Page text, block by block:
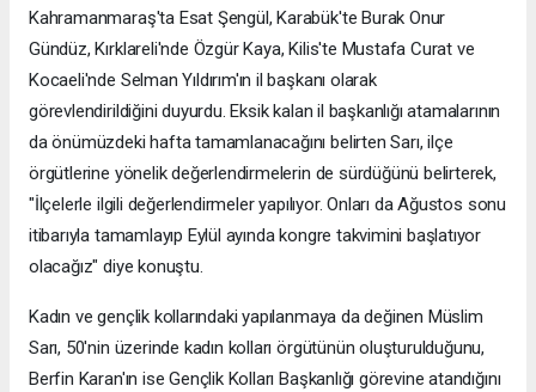
Kahramanmaraş'ta Esat Şengül, Karabük'te Burak Onur
Gündüz, Kırklareli'nde Özgür Kaya, Kilis'te Mustafa Curat ve
Kocaeli'nde Selman Yıldırım'ın il başkanı olarak
görevlendirildiğini duyurdu. Eksik kalan il başkanlığı atamalarının
da önümüzdeki hafta tamamlanacağını belirten Sarı, ilçe
örgütlerine yönelik değerlendirmelerin de sürdüğünü belirterek,
"İlçelerle ilgili değerlendirmeler yapılıyor. Onları da Ağustos sonu
itibarıyla tamamlayıp Eylül ayında kongre takvimini başlatıyor
olacağız" diye konuştu.
Kadın ve gençlik kollarındaki yapılanmaya da değinen Müslim
Sarı, 50'nin üzerinde kadın kolları örgütünün oluşturulduğunu,
Berfin Karan'ın ise Gençlik Kolları Başkanlığı görevine atandığını